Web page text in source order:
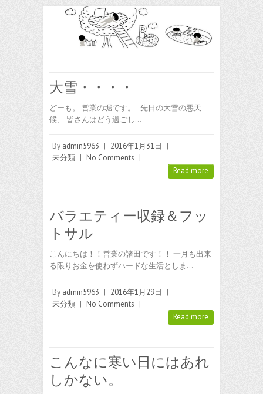
大雪・・・・
どーも。 営業の堀です。 先日の大雪の悪天
候、 皆さんはどう過ごし…
By admin5963 | 2016年1月31日
|
未分類 | No Comments |
Read more
バラエティー収録＆フッ
トサル
こんにちは！！営業の諸田です！！ 一月も出来
る限りお金を使わずハードな生活としま…
By admin5963 | 2016年1月29日
|
未分類 | No Comments |
Read more
こんなに寒い日にはあれ
しかない。